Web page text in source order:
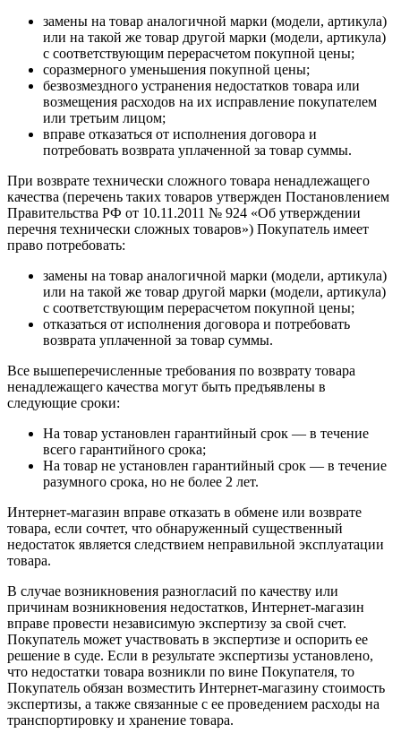
замены на товар аналогичной марки (модели, артикула)
или на такой же товар другой марки (модели, артикула)
с соответствующим перерасчетом покупной цены;
соразмерного уменьшения покупной цены;
безвозмездного устранения недостатков товара или
возмещения расходов на их исправление покупателем
или третьим лицом;
вправе отказаться от исполнения договора и
потребовать возврата уплаченной за товар суммы.
При возврате технически сложного товара ненадлежащего
качества (перечень таких товаров утвержден Постановлением
Правительства РФ от 10.11.2011 № 924 «Об утверждении
перечня технически сложных товаров») Покупатель имеет
право потребовать:
замены на товар аналогичной марки (модели, артикула)
или на такой же товар другой марки (модели, артикула)
с соответствующим перерасчетом покупной цены;
отказаться от исполнения договора и потребовать
возврата уплаченной за товар суммы.
Все вышеперечисленные требования по возврату товара
ненадлежащего качества могут быть предъявлены в
следующие сроки:
На товар установлен гарантийный срок — в течение
всего гарантийного срока;
На товар не установлен гарантийный срок — в течение
разумного срока, но не более 2 лет.
Интернет-магазин вправе отказать в обмене или возврате
товара, если сочтет, что обнаруженный существенный
недостаток является следствием неправильной эксплуатации
товара.
В случае возникновения разногласий по качеству или
причинам возникновения недостатков, Интернет-магазин
вправе провести независимую экспертизу за свой счет.
Покупатель может участвовать в экспертизе и оспорить ее
решение в суде. Если в результате экспертизы установлено,
что недостатки товара возникли по вине Покупателя, то
Покупатель обязан возместить Интернет-магазину стоимость
экспертизы, а также связанные с ее проведением расходы на
транспортировку и хранение товара.